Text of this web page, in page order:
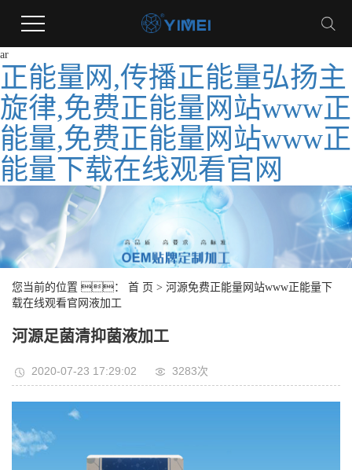
ar
正能量网,传播正能量弘扬主
旋律,免费正能量网站www正
能量,免费正能量网站www正
能量下载在线观看官网
您当前的位置 ： 首 页 > 河源免费正能量网站www正能量下
载在线观看官网液加工
河源足菌清抑菌液加工
2020-07-23 17:29:02 3283次